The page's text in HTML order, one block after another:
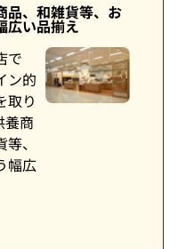
品、和雑貨等、お
広い品揃え
で
ン的
取り
養商
、
幅広